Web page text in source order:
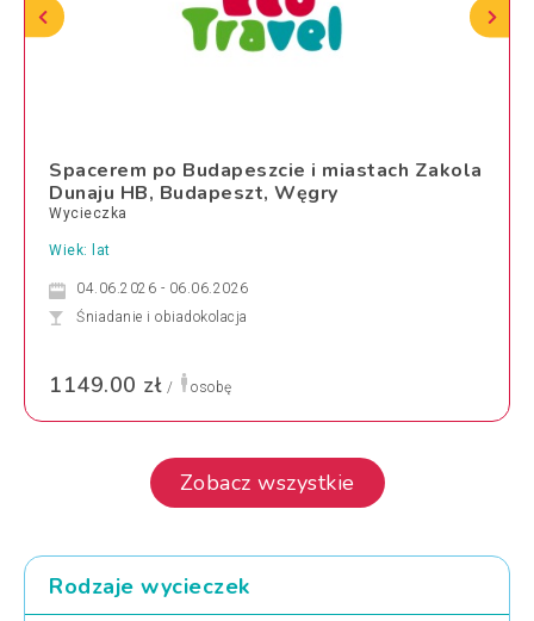
Spacerem po Budapeszcie i miastach Zakola
Dunaju HB, Budapeszt, Węgry
Wycieczka
Wiek: lat
04.06.2026 - 06.06.2026
Śniadanie i obiadokolacja
1149.00 zł / osobę
Zobacz wszystkie
Rodzaje wycieczek